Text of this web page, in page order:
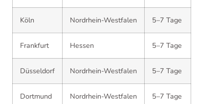
Köln Nordrhein-Westfalen 5–7 Tage
Frankfurt Hessen 5–7 Tage
Düsseldorf Nordrhein-Westfalen 5–7 Tage
Dortmund Nordrhein-Westfalen 5–7 Tage